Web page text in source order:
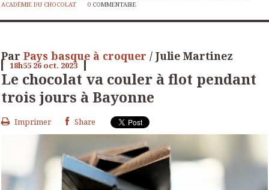
ACADÉMIE DU CHOCOLAT
0 COMMENTAIRE
Par Pays basque à croquer / Julie Martinez
18h55 26 oct. 2023
Le chocolat va couler à flot pendant
trois jours à Bayonne
Imprimer Share